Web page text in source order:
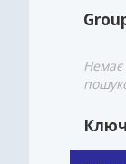
Немає